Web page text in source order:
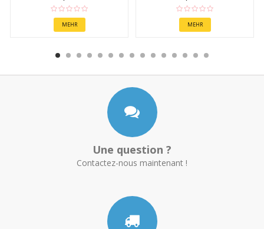
MEHR MEHR
Une question ?
Contactez-nous maintenant !